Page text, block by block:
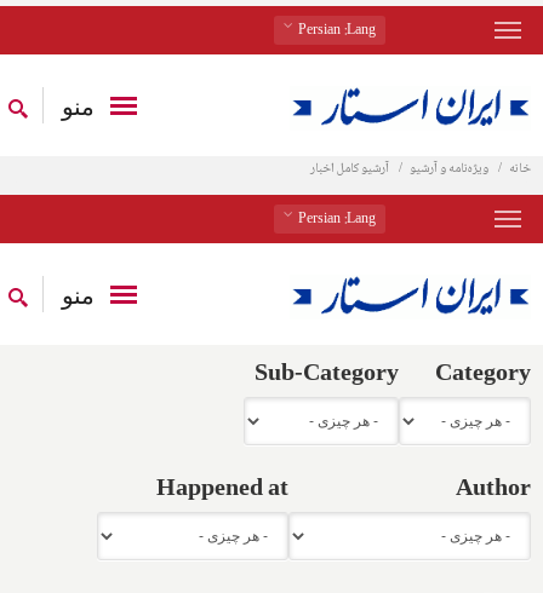
Lang
: Persian
منو
خانه ویژه‌نامه و آرشیو آرشیو کامل اخبار
Lang
: Persian
منو
Category
Sub-Category
Author
Happened at